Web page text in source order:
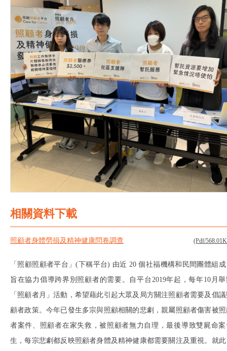
相關資料下載
照顧者身體勞損及精神健康問卷調查 (Pdf/
「照顧照顧者平台」(下稱平台) 由近 20 個社福機構和民間團體組
旨在協力倡導跨界別照顧者的需要。自平台2019年起，每年10月舉
「照顧者月」活動，希望藉此引起大眾及局方關注照顧者需要及倡
顧者政策。今年已發生多宗與照顧相關的悲劇，親屬照顧者傷害被
者案件、照顧者在家失救，被照顧者無力自理，最後導致雙屍命案
生，每宗悲劇都反映照顧者身體及精神健康都需要關注及重視。就